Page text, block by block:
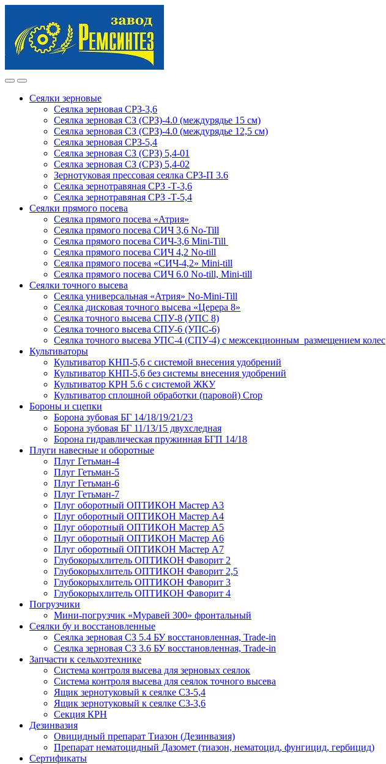
navigation
content
Сеялки зерновые
Сеялка зерновая СРЗ-3,6
Сеялка зерновая СЗ (СРЗ)-4.0 (междурядье 15 см)
Сеялка зерновая СЗ (СРЗ)-4.0 (междурядье 12,5 см)
Сеялка зерновая СРЗ-5,4
Сеялка зерновая СЗ (СРЗ) 5,4-01
Сеялка зерновая СЗ (СРЗ) 5,4-02
Зернотуковая прессовая сеялка СРЗ-П 3.6
Сеялка зернотравяная СРЗ -Т-3,6
Сеялка зернотравяная СРЗ -Т-5,4
Сеялки прямого посева
Сеялка прямого посева «Атрия»
Сеялка прямого посева СИЧ 3,6 No-Till
Сеялка прямого посева СИЧ-3,6 Mini-Till
Сеялка прямого посева СИЧ 4,2 No-till
Сеялка прямого посева «СИЧ-4,2» Mini-till
Сеялка прямого посева СИЧ 6.0 No-till, Mini-till
Сеялки точного высева
Сеялка универсальная «Атрия» No-Mini-Till
Сеялка дисковая точного высева «Церера 8»
Сеялка точного высева СПУ-8 (УПС 8)
Сеялка точного высева СПУ-6 (УПС-6)
Сеялка точного высева УПС-4 (СПУ-4) с межсекционным размещением колес
Культиваторы
Культиватор КНП-5,6 с системой внесения удобрений
Культиватор КНП-5,6 без системы внесения удобрений
Культиватор КРН 5.6 с системой ЖКУ
Культиватор сплошной обработки (паровой) Crop
Бороны и сцепки
Борона зубовая БГ 14/18/19/21/23
Борона зубовая БГ 11/13/15 двухследная
Борона гидравлическая пружинная БГП 14/18
Плуги навесные и оборотные
Плуг Гетьман-4
Плуг Гетьман-5
Плуг Гетьман-6
Плуг Гетьман-7
Плуг оборотный ОПТИКОН Мастер А3
Плуг оборотный ОПТИКОН Мастер А4
Плуг оборотный ОПТИКОН Мастер А5
Плуг оборотный ОПТИКОН Мастер А6
Плуг оборотный ОПТИКОН Мастер А7
Глубокорыхлитель ОПТИКОН Фаворит 2
Глубокорыхлитель ОПТИКОН Фаворит 2,5
Глубокорыхлитель ОПТИКОН Фаворит 3
Глубокорыхлитель ОПТИКОН Фаворит 4
Погрузчики
Мини-погрузчик «Муравей 300» фронтальный
Сеялки бу и восстановленные
Сеялка зерновая СЗ 5.4 БУ восстановленная, Trade-in
Сеялка зерновая СЗ 3.6 БУ восстановленная, Trade-in
Запчасти к сельхозтехнике
Система контроля высева для зерновых сеялок
Система контроля высева для сеялок точного высева
Ящик зернотуковый к сеялке СЗ-5,4
Ящик зернотуковый к сеялке СЗ-3,6
Секция КРН
Дезинвазия
Овицидный препарат Тиазон (Дезинвазия)
Препарат нематоцидный Дазомет (тиазон, нематоцид, фунгицид, гербицид)
Сертификаты